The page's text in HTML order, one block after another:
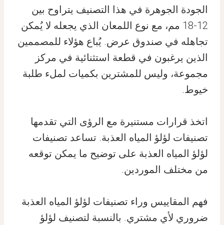
الجودة الجوهرة في هذا التصنيف يتراوح بين
12-18 مم، مع نوع اللمعان الذي يجعله لا يُمكن
تجاهله في صندوق عرض. يُباع هؤلاء للمصممين
الذين يرغبون في قطعة استثنائية في مركز
مجموعة، وليس للمشترين بكميات لملء طلبة
خيوط.
اتخذ قرارات مستنيرة مع الرؤى التي تقدمها
تصنيفات لؤلؤ المياه العذبة. تساعد تصنيفات
لؤلؤ المياه العذبة على توضيح ما يمكن توقعه
من مختلف الموردين.
فهم المقاييس وراء تصنيفات لؤلؤ المياه العذبة
ضروري لأي مشتري. بالنسبة لتصنيف لؤلؤ